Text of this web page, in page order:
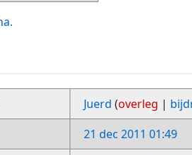
Juerd (overleg |
21 dec 2011 01:49